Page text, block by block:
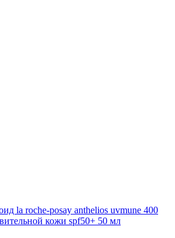
la roche-posay anthelios uvmune 400
кожи spf50+ 50 мл